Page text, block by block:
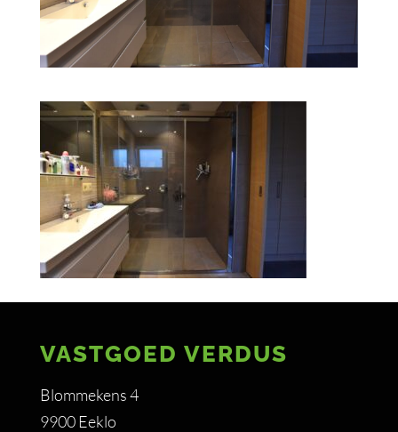
VASTGOED VERDUS
Blommekens 4
9900 Eeklo